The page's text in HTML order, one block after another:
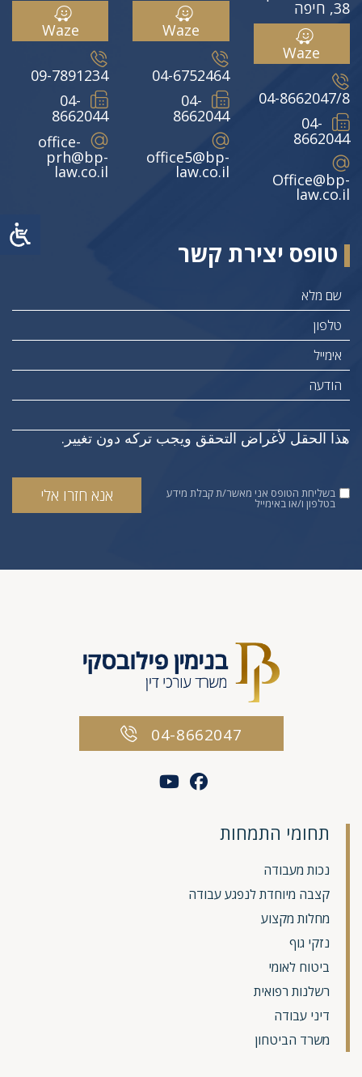
38, חיפה
Waze
04-8662047/8
04-
8662044
Office@bp-
law.co.il
Waze
04-6752464
04-
8662044
office5@bp-
law.co.il
Waze
09-7891234
04-
8662044
office-
prh@bp-
law.co.il
טופס יצירת קשר
בשליחת הטופס אני מאשר/ת קבלת מידע
בטלפון ו/או באימייל
هذا الحقل لأغراض التحقق ويجب تركه دون تغيير.
04-8662047
תחומי התמחות
נכות מעבודה
קצבה מיוחדת לנפגע עבודה
מחלות מקצוע
נזקי גוף
ביטוח לאומי
רשלנות רפואית
דיני עבודה
משרד הביטחון